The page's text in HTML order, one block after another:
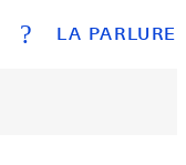
LA PARLURE
?